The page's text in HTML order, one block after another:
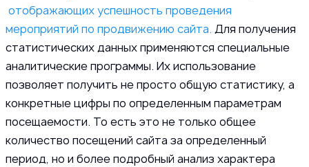
отображающих успешность проведения
мероприятий по продвижению сайта. Для получения
статистических данных применяются специальные
аналитические программы. Их использование
позволяет получить не просто общую статистику, а
конкретные цифры по определенным параметрам
посещаемости. То есть это не только общее
количество посещений сайта за определенный
период, но и более подробный анализ характера